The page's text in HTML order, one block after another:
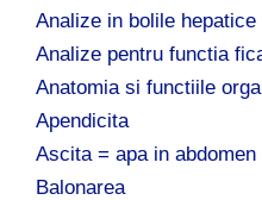
Analize in bolile hepatice
Analize pentru functia
Anatomia si functiile
Apendicita
Ascita = apa in abdomen
Balonarea